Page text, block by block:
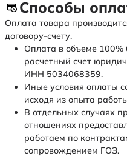
Способы
Оплата товара
договору-счету.
Оплата в объеме 100%
расчетный счет
ИНН 5034068359.
Иные условия оплаты
исходя из опыта
В отдельных случаях
отношениях
работаем по
сопровождением ГОЗ.